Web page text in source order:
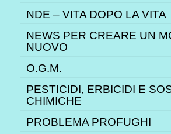
NDE – VITA DOPO LA VITA
NEWS PER CREARE UN
NUOVO
O.G.M.
PESTICIDI, ERBICIDI E
CHIMICHE
PROBLEMA PROFUGHI